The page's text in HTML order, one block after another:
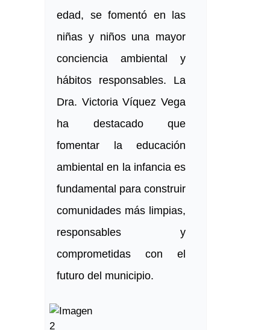
edad, se fomentó en las
niñas y niños una mayor
conciencia ambiental y
hábitos responsables. La
Dra. Victoria Víquez Vega
ha destacado que
fomentar la educación
ambiental en la infancia es
fundamental para construir
comunidades más limpias,
responsables y
comprometidas con el
futuro del municipio.